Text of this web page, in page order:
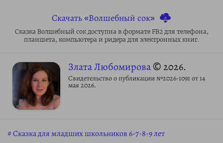
Скачать «Волшебный сок»
Сказка Волшебный сок доступна в формате FB2 для телефона,
планшета, компьютера и ридера для электронных книг.
Злата Любомирова© 2026.
Свидетельство о публикации №2026-1091 от 14
мая 2026.
Сказка для младших школьников 6-7-8-9 лет